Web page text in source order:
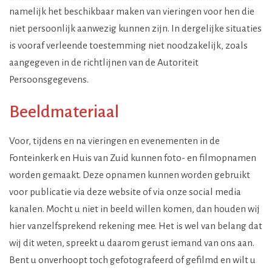
namelijk het beschikbaar maken van vieringen voor hen die
niet persoonlijk aanwezig kunnen zijn. In dergelijke situaties
is vooraf verleende toestemming niet noodzakelijk, zoals
aangegeven in de richtlijnen van de Autoriteit
Persoonsgegevens.
Beeldmateriaal
Voor, tijdens en na vieringen en evenementen in de
Fonteinkerk en Huis van Zuid kunnen foto- en filmopnamen
worden gemaakt. Deze opnamen kunnen worden gebruikt
voor publicatie via deze website of via onze social media
kanalen. Mocht u niet in beeld willen komen, dan houden wij
hier vanzelfsprekend rekening mee. Het is wel van belang dat
wij dit weten, spreekt u daarom gerust iemand van ons aan.
Bent u onverhoopt toch gefotografeerd of gefilmd en wilt u